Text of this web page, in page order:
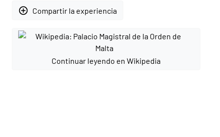
add_circle_outline Compartir la experiencia
Continuar leyendo en Wikipedia